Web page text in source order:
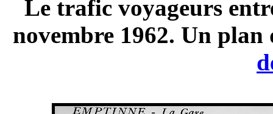
Le trafic voyageurs
novembre 1962. Un